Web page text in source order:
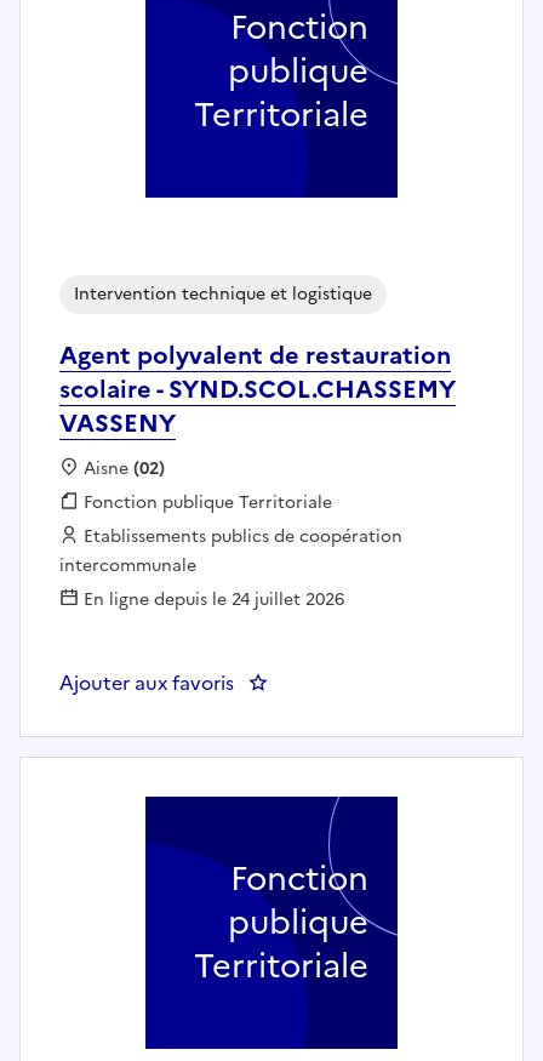
Agent polyvalent de restauration
scolaire - SYND.SCOL.CHASSEMY
VASSENY
Intervention technique et logistique
Localisation :
Aisne(02)
Fonction publique :
Fonction publique Territoriale
Employeur :
Etablissements publics de coopération
intercommunale
En ligne depuis le 24 juillet 2026
Ajouter aux favoris : Agent polyvalent de
Fonction
publique
Territoriale
Fonction
publique
Territoriale